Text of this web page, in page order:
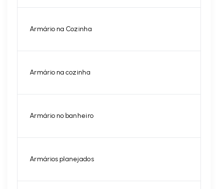
Armário na Cozinha
Armário na cozinha
Armário no banheiro
Armários planejados